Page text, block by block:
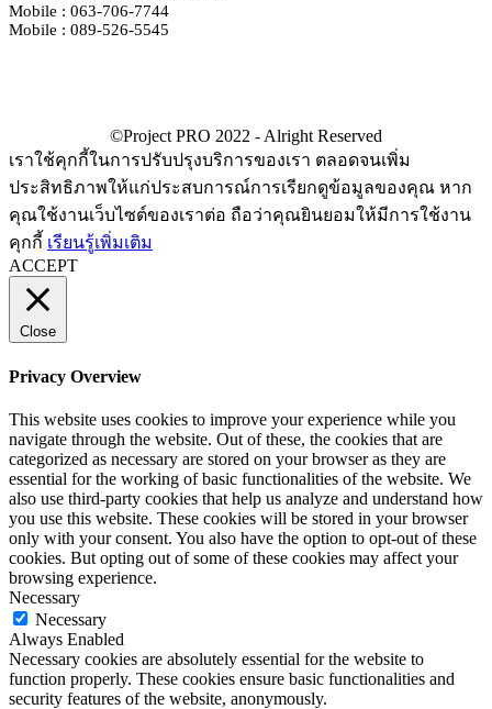
Mobile : 063-706-7744
Mobile : 089-526-5545
เราใช้คุกกี้ในการปรับปรุงบริการของเรา ตลอดจนเพิ่ม
ประสิทธิภาพให้แก่ประสบการณ์การเรียกดูข้อมูลของคุณ หาก
คุณใช้งานเว็บไซต์ของเราต่อ ถือว่าคุณยินยอมให้มีการใช้งาน
คุกกี้ เรียนรู้เพิ่มเติม
ACCEPT
Close
Privacy Overview
This website uses cookies to improve your experience while you
navigate through the website. Out of these, the cookies that are
categorized as necessary are stored on your browser as they are
essential for the working of basic functionalities of the website. We
also use third-party cookies that help us analyze and understand how
you use this website. These cookies will be stored in your browser
only with your consent. You also have the option to opt-out of these
cookies. But opting out of some of these cookies may affect your
browsing experience.
Necessary
Necessary
Always Enabled
Necessary cookies are absolutely essential for the website to
function properly. These cookies ensure basic functionalities and
security features of the website, anonymously.